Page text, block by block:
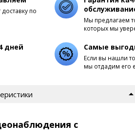
по
Мы предлагаем
которых мы
дней Самые
Если вы нашли
мы отдадим его
с